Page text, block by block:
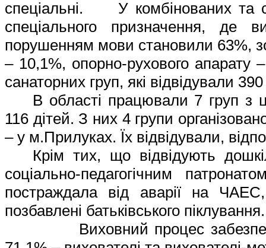
спеціальні. У комбінованих та
спеціального призначення, де
порушенням мови становили 63%,
– 10,1%, опорно-рухового
санаторних груп, які відвідували
В області працювали 7 груп з
116 дітей. З них 4 групи
– у м.Прилуках. Їх відвідували,
Крім тих, що відвідують
соціально-педагогічним
постраждала від аварії на
позбавлені батьківського піклування.
Виховний процес